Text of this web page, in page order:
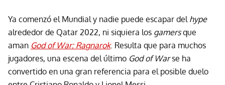
Ya comenzó el Mundial y nadie puede escapar del hype
alrededor de Qatar 2022, ni siquiera los gamersque
aman God of War: Ragnarok. Resulta que para muchos
jugadores, una escena del último God of Warse ha
convertido en una gran referencia para el posible duelo